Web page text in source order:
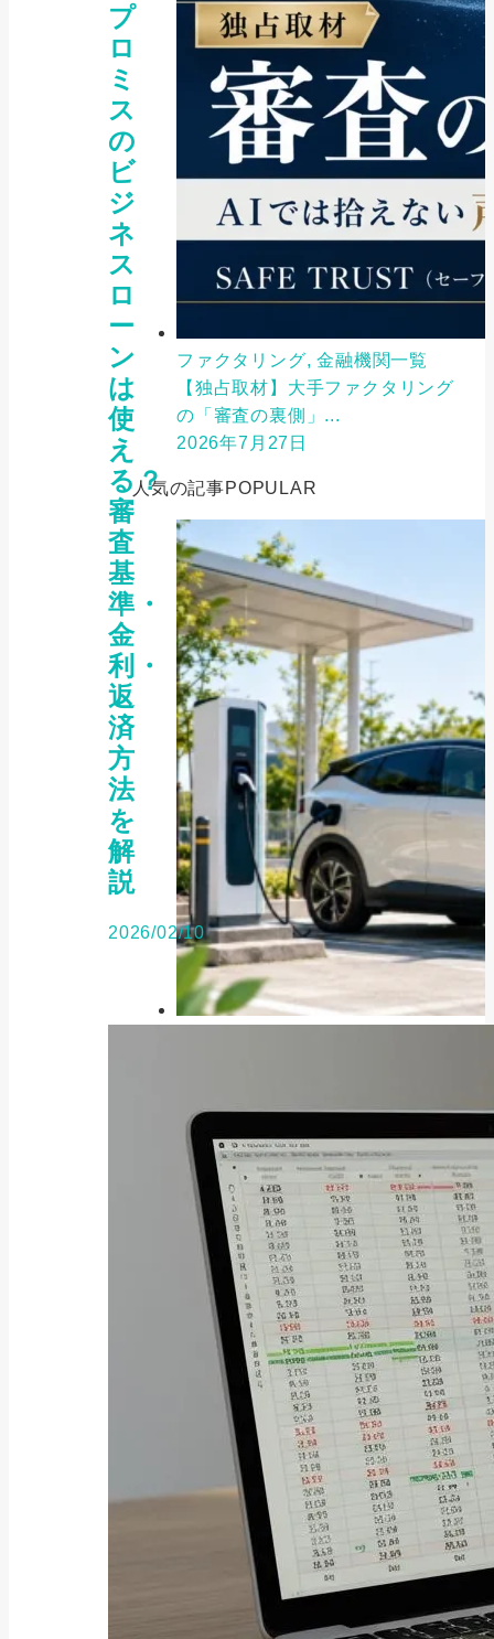
プ
ロ
ミ
ス
の
ビ
ジ
ネ
ス
ロ
ー
ン
は
使
え
る？
審
査
基
準・
金
利・
返
済
方
法
を
解
説
2026/02/10
ファクタリング, 金融機関一覧
【独占取材】大手ファクタリング
の「審査の裏側」...
2026年7月27日
人気の記事POPULAR
2025/06/28